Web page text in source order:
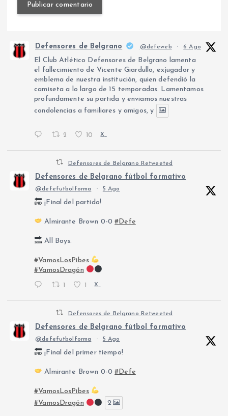
Defensores de Belgrano @defeweb · 6 Ago
El Club Atlético Defensores de Belgrano lamenta
el fallecimiento de Vicente Giardullo, exjugador y
emblema de nuestra institución, quien defendió la
camiseta a lo largo de 15 temporadas. Lamentamos
profundamente su partida y enviamos nuestras
condolencias a familiares y amigos, y
2 10 X
Defensores de Belgrano Retweeted
Defensores de Belgrano fútbol formativo
@defefutbolforma · 5 Ago
¡Final del partido!
Almirante Brown 0-0#Defe
All Boys.
#VamosLosPibes
#VamosDragón
X
Defensores de Belgrano Retweeted
Defensores de Belgrano fútbol formativo
@defefutbolforma · 5 Ago
¡Final del primer tiempo!
Almirante Brown 0-0#Defe
#VamosLosPibes
#VamosDragón
2